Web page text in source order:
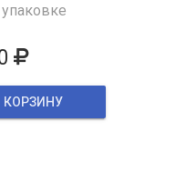
КОРЗИНУ